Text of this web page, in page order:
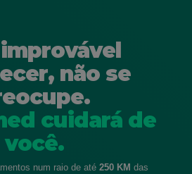
não se
cuidará de
você.
num raio de até 250 KM das